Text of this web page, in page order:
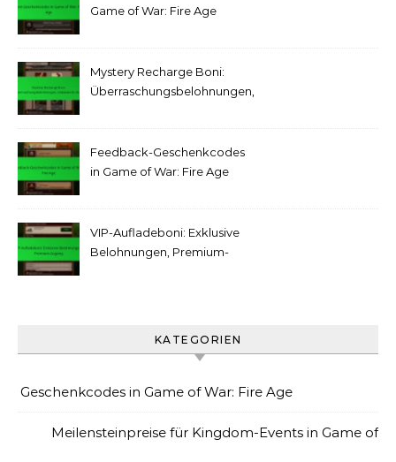
Game of War: Fire Age
Mystery Recharge Boni:
Überraschungsbelohnungen,
Feedback-Geschenkcodes
in Game of War: Fire Age
VIP-Aufladeboni: Exklusive
Belohnungen, Premium-
KATEGORIEN
Geschenkcodes in Game of War: Fire Age
Meilensteinpreise für Kingdom-Events in Game of